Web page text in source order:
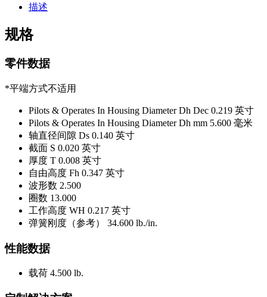
描述
规格
零件数据
*平端方式不适用
Pilots & Operates In Housing Diameter Dh Dec 0.219 英寸
Pilots & Operates In Housing Diameter Dh mm 5.600 毫米
轴直径间隙 Ds 0.140 英寸
截面 S 0.020 英寸
厚度 T 0.008 英寸
自由高度 Fh 0.347 英寸
波形数 2.500
圈数 13.000
工作高度 WH 0.217 英寸
弹簧刚度（参考）
34.600 lb./in.
性能数据
载荷 4.500 lb.